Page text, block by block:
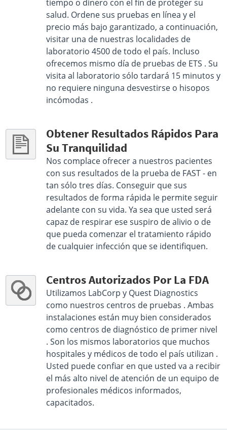
Select This Lab Location
tiempo o dinero con el fin de proteger su
salud. Ordene sus pruebas en línea y el
precio más bajo garantizado, a continuación,
visitar una de nuestras localidades de
laboratorio 4500 de todo el país. Incluso
ofrecemos mismo día de pruebas de ETS . Su
visita al laboratorio sólo tardará 15 minutos y
no requiere ninguna desvestirse o hisopos
incómodas .
Obtener Resultados Rápidos Para
Su Tranquilidad
Nos complace ofrecer a nuestros pacientes
con sus resultados de la prueba de FAST - en
tan sólo tres días. Conseguir que sus
resultados de forma rápida le permite seguir
adelante con su vida. Ya sea que usted será
capaz de respirar ese suspiro de alivio o de
que pueda comenzar el tratamiento rápido
de cualquier infección que se identifiquen.
Centros Autorizados Por La FDA
Utilizamos LabCorp y Quest Diagnostics
como nuestros centros de pruebas . Ambas
instalaciones están muy bien considerados
como centros de diagnóstico de primer nivel
. Son los mismos laboratorios que muchos
hospitales y médicos de todo el país utilizan .
Usted puede confiar en que usted va a recibir
el más alto nivel de atención de un equipo de
profesionales médicos informados,
capacitados.